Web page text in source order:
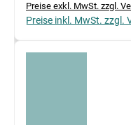
Preise exkl. MwSt. zzgl.
Preise inkl. MwSt. zzgl.